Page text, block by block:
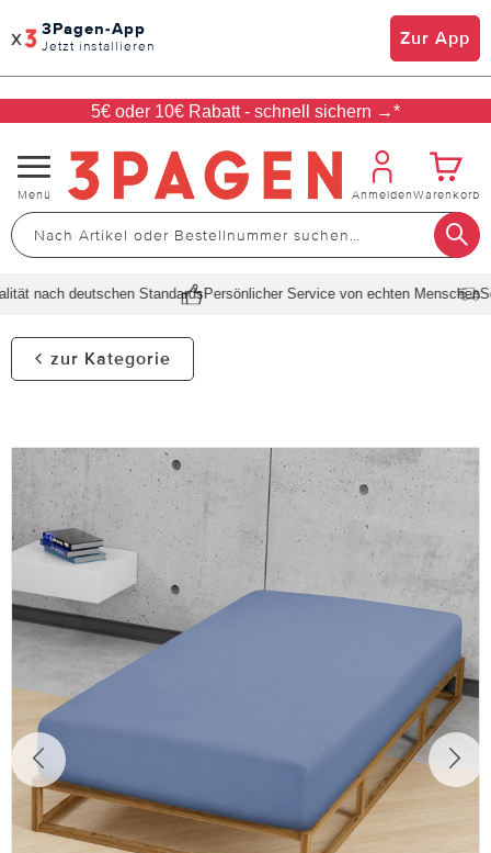
x 3Pagen-App
Jetzt installieren Zur App
5€ oder 10€ Rabatt - schnell sichern →*
Navigation
umschalten
Menü AnmeldenWarenkorb
nach deutschen StandardsPersönlicher Service von echten Menschen
zur Kategorie